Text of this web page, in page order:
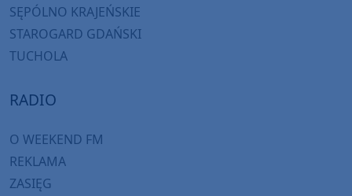
SĘPÓLNO KRAJEŃSKIE
STAROGARD GDAŃSKI
TUCHOLA
RADIO
O WEEKEND FM
REKLAMA
ZASIĘG